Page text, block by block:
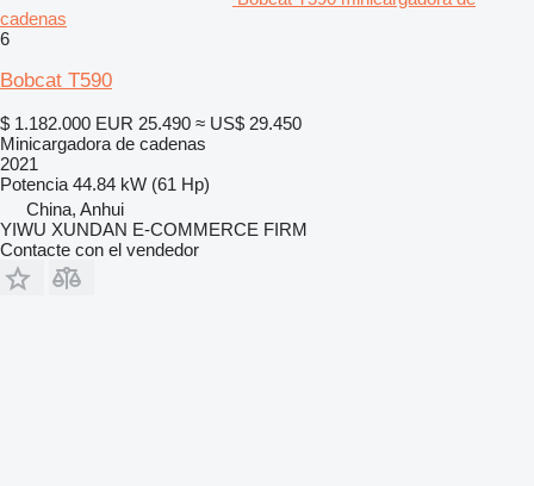
cadenas
6
Bobcat T590
$ 1.182.000 EUR 25.490 ≈ US$ 29.450
Minicargadora de cadenas
2021
Potencia 44.84 kW (61 Hp)
China, Anhui
YIWU XUNDAN E-COMMERCE FIRM
Contacte con el vendedor